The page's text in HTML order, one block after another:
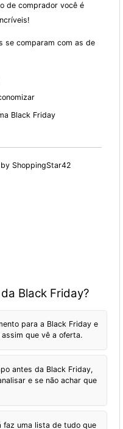
de comprador você é
se comparam com as de
Black Friday
ShoppingStar42
Black Friday?
para a Black Friday e
que vê a oferta.
antes da Black Friday,
e se não achar que
faz uma lista de tudo que